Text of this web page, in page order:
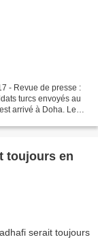
turcs envoyés au
arrivé à Doha. Le
toujours en